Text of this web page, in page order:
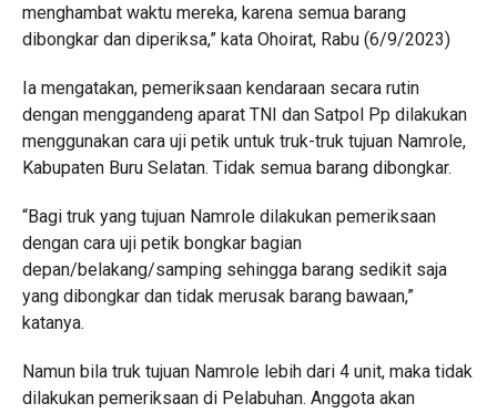
menghambat waktu mereka, karena semua barang
dibongkar dan diperiksa,” kata Ohoirat, Rabu (6/9/2023)
Ia mengatakan, pemeriksaan kendaraan secara rutin
dengan menggandeng aparat TNI dan Satpol Pp dilakukan
menggunakan cara uji petik untuk truk-truk tujuan Namrole,
Kabupaten Buru Selatan. Tidak semua barang dibongkar.
“Bagi truk yang tujuan Namrole dilakukan pemeriksaan
dengan cara uji petik bongkar bagian
depan/belakang/samping sehingga barang sedikit saja
yang dibongkar dan tidak merusak barang bawaan,”
katanya.
Namun bila truk tujuan Namrole lebih dari 4 unit, maka tidak
dilakukan pemeriksaan di Pelabuhan. Anggota akan